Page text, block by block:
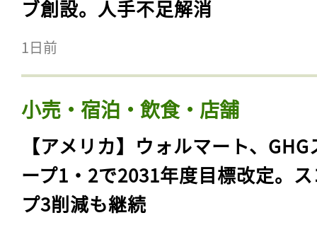
ブ創設。人手不足解消
1日前
小売・宿泊・飲食・店舗
【アメリカ】ウォルマート、GHG
ープ1・2で2031年度目標改定。
プ3削減も継続